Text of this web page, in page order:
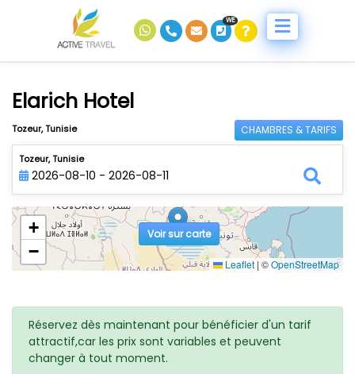
WE
Elarich Hotel
Tozeur, Tunisie CHAMBRES & TARIFS
Tozeur, Tunisie
2026-08-10 - 2026-08-11
+
−
Leaflet | ©OpenStreetMap
Voir sur carte
Réservez dès maintenant pour bénéficier d'un tarif
attractif,car les prix sont variables et peuvent
changer à tout moment.